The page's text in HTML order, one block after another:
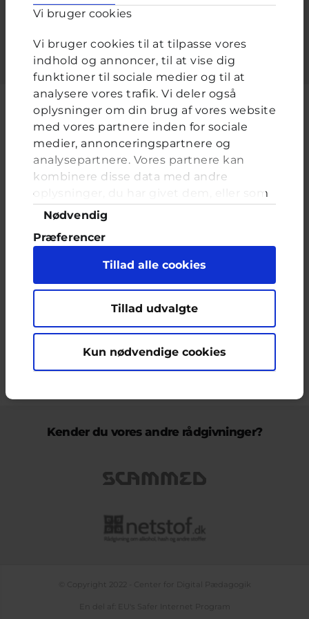
Vi bruger cookies
Vi bruger cookies til at tilpasse vores
indhold og annoncer, til at vise dig
funktioner til sociale medier og til at
analysere vores trafik. Vi deler også
oplysninger om din brug af vores website
med vores partnere inden for sociale
medier, annonceringspartnere og
analysepartnere. Vores partnere kan
kombinere disse data med andre
oplysninger, du har givet dem, eller som
de har indsamlet fra din brug af deres
tjenester. Du samtykker til vores cookies,
hvis du fortsætter med at anvende vores
hjemmeside.
Samtykkevalg
Nødvendig
Præferencer
Marketing
Tillad alle cookies
Tillad udvalgte
Kun nødvendige cookies
Indtast adgangskoden der hører til dit brugernavn.
Cyberhus er et klubhus på nettet for dig op til 25 år. Du kan skrive til
en voksen og få rådgivning i vores brevkasser og chat, dele dine
tanker i ung-til-ung eller bare hænge ud, og læse med. I Cyberhus
kan du være dig selv, og har du brug for en voksen, vil vi gerne lytte
ikke nødvendigvis den Europæiske Unions holdninger.
Kender du vores andre rådgivninger?
© Copyright 2022 - Center for Digital Pædagogik
En del af: EU's Safer Internet Program